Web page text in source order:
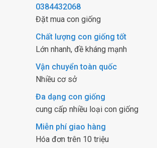
0384432068
Đặt mua con giống
Chất lượng con giống tốt
Lớn nhanh, đề kháng mạnh
Vận chuyển toàn quốc
Nhiều cơ sở
Đa dạng con giống
cung cấp nhiều loại con giống
Miễn phí giao hàng
Hóa đơn trên 10 triệu